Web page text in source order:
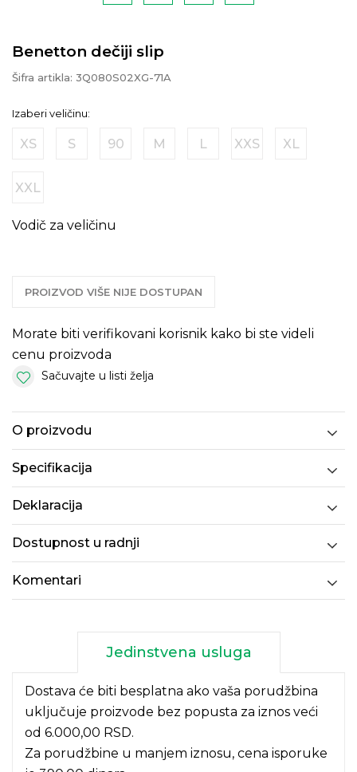
Benetton dečiji slip
Šifra artikla: 3Q080S02XG-71A
Izaberi veličinu:
XS S 90 M L XXS XL
XXL
Vodič za veličinu
PROIZVOD VIŠE NIJE DOSTUPAN
Morate biti verifikovani korisnik kako bi ste videli
cenu proizvoda
Sačuvajte u listi želja
O proizvodu
Specifikacija
Deklaracija
Dostupnost u radnji
Komentari
Jedinstvena usluga
Dostava će biti besplatna ako vaša porudžbina
uključuje proizvode bez popusta za iznos veći
od 6.000,00 RSD.
Za porudžbine u manjem iznosu, cena isporuke